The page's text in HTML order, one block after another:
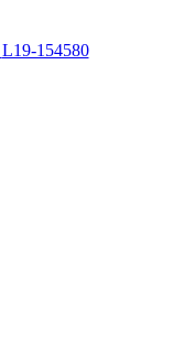
L19-154580